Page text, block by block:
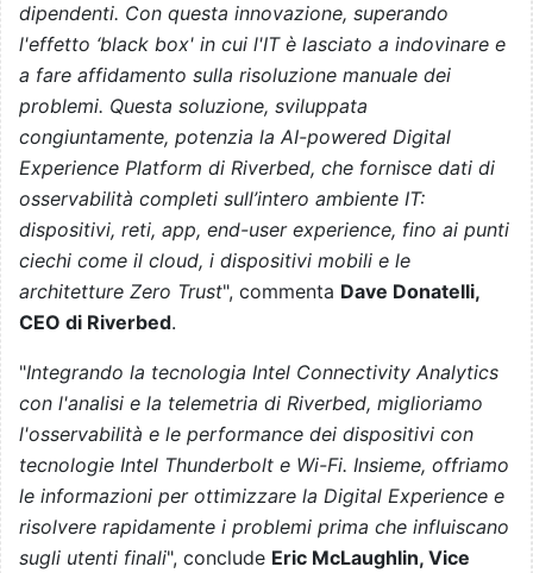
dipendenti. Con questa innovazione, superando
l'effetto ‘black box' in cui l'IT è lasciato a indovinare e
a fare affidamento sulla risoluzione manuale dei
problemi. Questa soluzione, sviluppata
congiuntamente, potenzia la AI-powered Digital
Experience Platform di Riverbed, che fornisce dati di
osservabilità completi sull’intero ambiente IT:
dispositivi, reti, app, end-user experience, fino ai punti
ciechi come il cloud, i dispositivi mobili e le
architetture Zero Trust", commenta Dave Donatelli,
CEO di Riverbed.
"Integrando la tecnologia Intel Connectivity Analytics
con l'analisi e la telemetria di Riverbed, miglioriamo
l'osservabilità e le performance dei dispositivi con
tecnologie Intel Thunderbolt e Wi-Fi. Insieme, offriamo
le informazioni per ottimizzare la Digital Experience e
risolvere rapidamente i problemi prima che influiscano
sugli utenti finali", conclude Eric McLaughlin, Vice